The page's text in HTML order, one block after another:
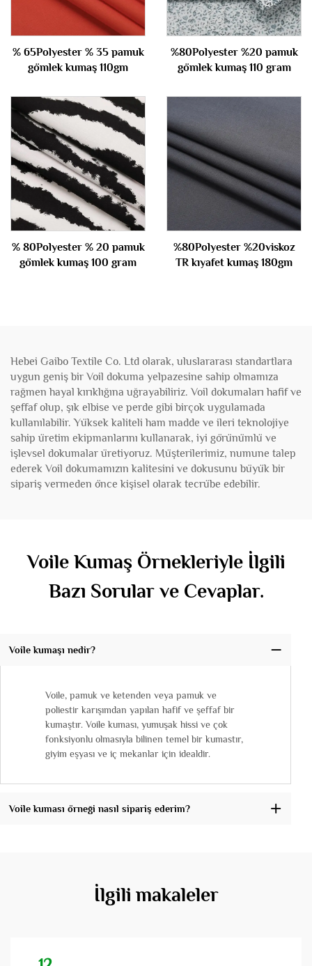
% 65Polyester % 35 pamuk
gömlek kumaş 110gm
%80Polyester %20 pamuk
gömlek kumaş 110 gram
% 80Polyester % 20 pamuk
gömlek kumaş 100 gram
%80Polyester %20viskoz
TR kıyafet kumaş 180gm
Hebei Gaibo Textile Co. Ltd olarak, uluslararası standartlara
uygun geniş bir Voil dokuma yelpazesine sahip olmamıza
rağmen hayal kırıklığına uğrayabiliriz. Voil dokumaları hafif ve
şeffaf olup, şık elbise ve perde gibi birçok uygulamada
kullanılabilir. Yüksek kaliteli ham madde ve ileri teknolojiye
sahip üretim ekipmanlarını kullanarak, iyi görünümlü ve
işlevsel dokumalar üretiyoruz. Müşterilerimiz, numune talep
ederek Voil dokumamızın kalitesini ve dokusunu büyük bir
sipariş vermeden önce kişisel olarak tecrübe edebilir.
Voile Kumaş Örnekleriyle İlgili
Bazı Sorular ve Cevaplar.
Voile kumaşı nedir?
Voile, pamuk ve ketenden veya pamuk ve
poliestir karışımdan yapılan hafif ve şeffaf bir
kumaştır. Voile kuması, yumuşak hissi ve çok
fonksiyonlu olmasıyla bilinen temel bir kumastır,
giyim eşyası ve iç mekanlar için idealdir.
Voile kuması örneği nasıl sipariş ederim?
İlgili makaleler